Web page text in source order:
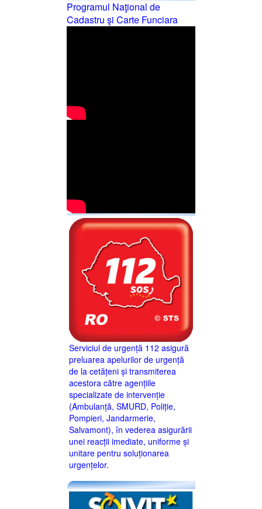
Programul Naţional de
Cadastru şi Carte Funciara
Serviciul de urgență 112 asigură
preluarea apelurilor de urgență
de la cetățeni și transmiterea
acestora către agențiile
specializate de intervenție
(Ambulanță, SMURD, Poliție,
Pompieri, Jandarmerie,
Salvamont), în vederea asigurării
unei reacții imediate, uniforme și
unitare pentru soluționarea
urgențelor.